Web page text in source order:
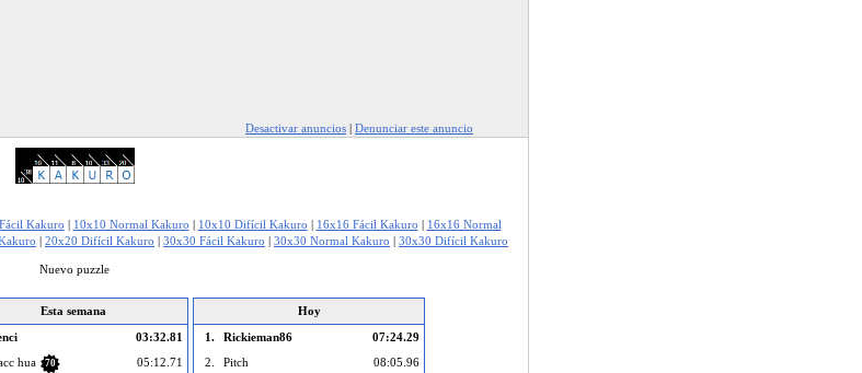
Desactivar anuncios | Denunciar este anuncio
Kakuro | 10x10 Normal Kakuro | 10x10 Difícil Kakuro | 16x16 Fácil Kakuro | 16x16 Normal
| 20x20 Difícil Kakuro | 30x30 Fácil Kakuro | 30x30 Normal Kakuro | 30x30 Difícil Kakuro
Nuevo puzzle
Esta semana
03:32.81
hua 70
05:12.71
Hoy
1.
Rickieman86
07:24.29
2.
Pitch
08:05.96